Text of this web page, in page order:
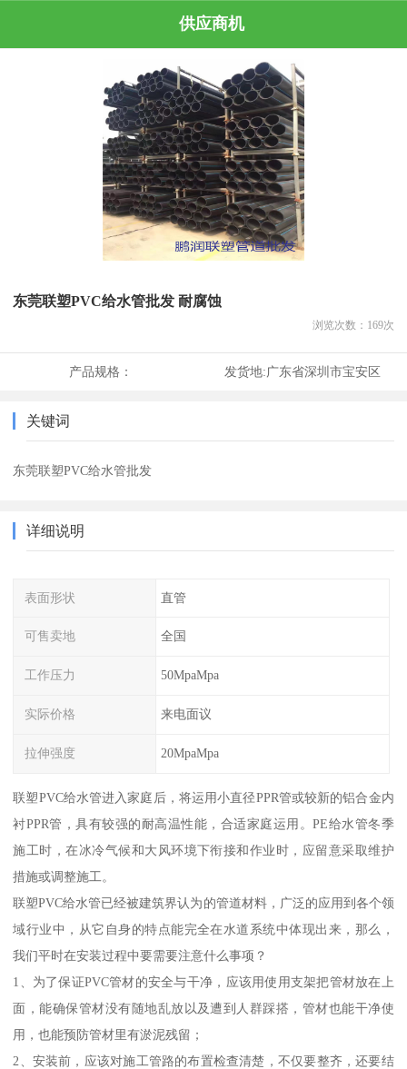
供应商机
东莞联塑PVC给水管批发 耐腐蚀
浏览次数： 169次
产品规格： 发货地:广东省深圳市宝安区
关键词
东莞联塑PVC给水管批发
详细说明
表面形状 直管
可售卖地 全国
工作压力 50MpaMpa
实际价格 来电面议
拉伸强度 20MpaMpa
联塑PVC给水管进入家庭后，将运用小直径PPR管或较新的铝合金内
衬PPR管，具有较强的耐高温性能，合适家庭运用。PE给水管冬季
施工时，在冰冷气候和大风环境下衔接和作业时，应留意采取维护
措施或调整施工。
联塑PVC给水管已经被建筑界认为的管道材料，广泛的应用到各个领
域行业中，从它自身的特点能完全在水道系统中体现出来，那么，
我们平时在安装过程中要需要注意什么事项？
1、为了保证PVC管材的安全与干净，应该用使用支架把管材放在上
面，能确保管材没有随地乱放以及遭到人群踩搭，管材也能干净使
用，也能预防管材里有淤泥残留；
2、安装前，应该对施工管路的布置检查清楚，不仅要整齐，还要结